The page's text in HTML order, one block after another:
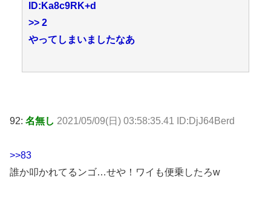
ID:Ka8c9RK+d
>> 2
やってしまいましたなあ
92: 名無し 2021/05/09(日) 03:58:35.41 ID:DjJ64Berd
>>83
誰か叩かれてるンゴ…せや！ワイも便乗したろw